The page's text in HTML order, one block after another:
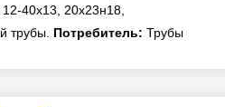
40х13, 20х23н18,
3 ...
трубы. Потребитель: Трубы